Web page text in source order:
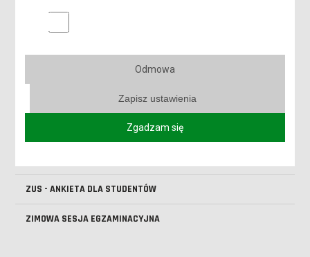
SESJA LETNIA 2024/25 ORAZ SESJA POPRAWKOWA
SPOTKANIE KADRY KIEROWNICZEJ KIERUNKÓW MEDYCZNYCH W
SPŁYW KAJAKOWY SZLAKIEM KONWALIOWYM
ZUS - ANKIETA DLA STUDENTÓW
ZIMOWA SESJA EGZAMINACYJNA
Marketingowe pliki cookies
Odmowa
Zapisz ustawienia
Zgadzam się